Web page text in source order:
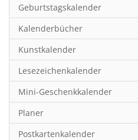
Fußball
Gaming
Geburtstagskalender
Geschichte
Hobby & Basteln
Humor & Cartoon
Geburtstagskalender
Kalenderbücher
Kunstkalender
Lesezeichenkalender
Mini-Geschenkkalender
Planer
Postkartenkalender